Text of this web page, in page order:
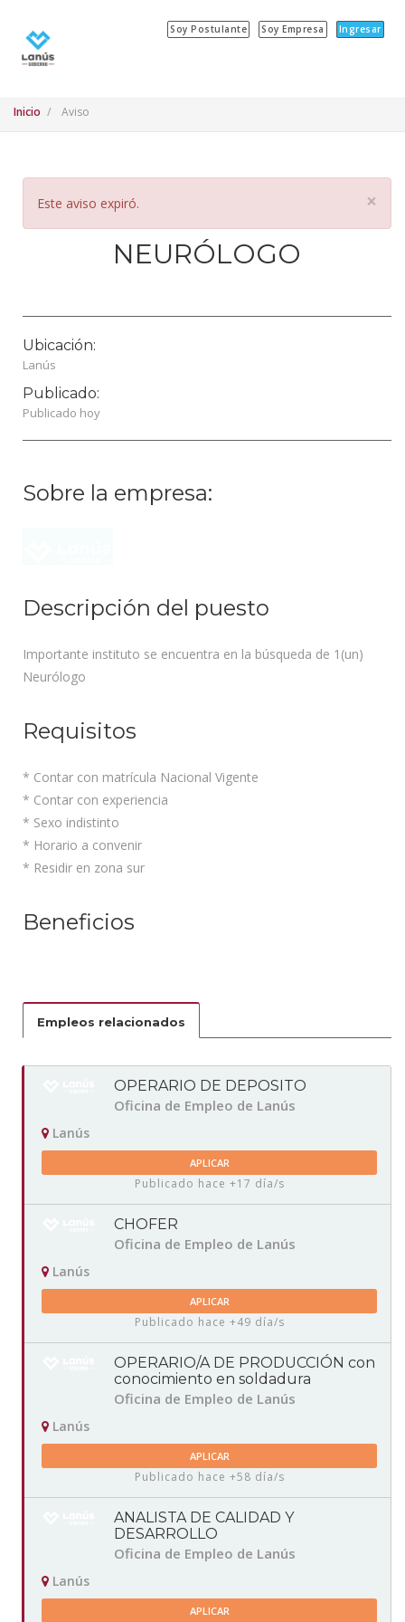
Soy Postulante Soy Empresa Ingresar
Inicio Aviso
×
Este aviso expiró.
NEURÓLOGO
Ubicación:
Lanús
Publicado:
Publicado hoy
Sobre la empresa:
Descripción del puesto
Importante instituto se encuentra en la búsqueda de 1(un)
Neurólogo
Requisitos
* Contar con matrícula Nacional Vigente
* Contar con experiencia
* Sexo indistinto
* Horario a convenir
* Residir en zona sur
Beneficios
Empleos relacionados
OPERARIO DE DEPOSITO
Oficina de Empleo de Lanús
Lanús
APLICAR
Publicado hace +17 día/s
CHOFER
Oficina de Empleo de Lanús
Lanús
APLICAR
Publicado hace +49 día/s
OPERARIO/A DE PRODUCCIÓN con
conocimiento en soldadura
Oficina de Empleo de Lanús
Lanús
APLICAR
Publicado hace +58 día/s
ANALISTA DE CALIDAD Y
DESARROLLO
Oficina de Empleo de Lanús
Lanús
APLICAR